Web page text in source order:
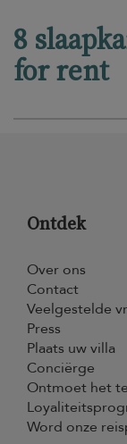
8
for rent
Ontdek
Over ons
Contact
Veelgestelde
Press
Plaats uw villa
Conciërge
Ontmoet het
Word onze